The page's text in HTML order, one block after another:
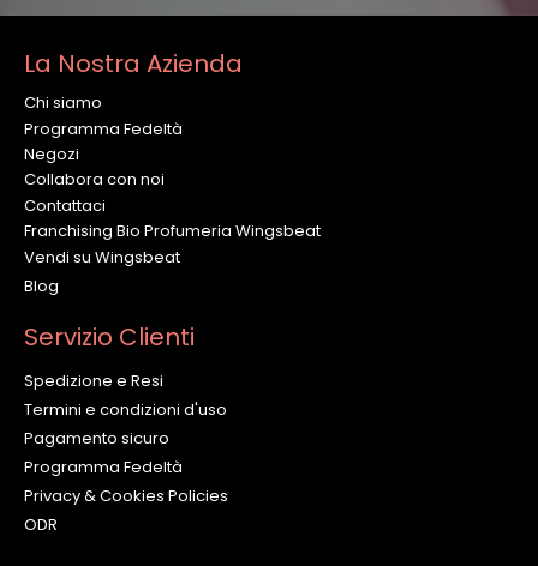
La Nostra Azienda
Chi siamo
Programma Fedeltà
Negozi
Collabora con noi
Contattaci
Franchising Bio Profumeria Wingsbeat
Vendi su Wingsbeat
Blog
Servizio Clienti
Spedizione e Resi
Termini e condizioni d'uso
Pagamento sicuro
Programma Fedeltà
Privacy & Cookies Policies
ODR